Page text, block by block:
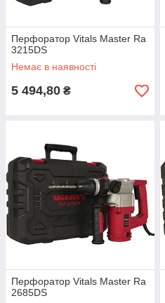
Перфоратор Vitals Master Ra
3215DS
Немає в наявності
5 494,80 ₴
Перфоратор Vitals Master Ra
2685DS